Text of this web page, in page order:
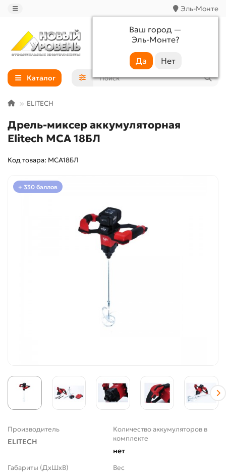
Эль-Монте
Ваш город —
Эль-Монте?
+7 (988) 233-44-52
Каталог
ELITECH
Дрель-миксер аккумуляторная
Elitech МСА 18БЛ
Код товара: МСА18БЛ
+ 330 баллов
Производитель
ELITECH
Количество аккумуляторов в
комплекте
нет
Габариты (ДхШхВ) Вес